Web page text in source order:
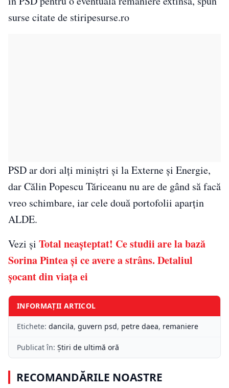
surse citate de stiripesurse.ro
PSD ar dori alți miniștri și la Externe și Energie,
dar Călin Popescu Tăriceanu nu are de gând să facă
vreo schimbare, iar cele două portofolii aparțin
ALDE.
Vezi și Total neașteptat! Ce studii are la bază
Sorina Pintea și ce avere a strâns. Detaliul
șocant din viața ei
INFORMAȚII ARTICOL
Etichete: dancila, guvern psd, petre daea, remaniere
Publicat în: Știri de ultimă oră
RECOMANDĂRILE NOASTRE